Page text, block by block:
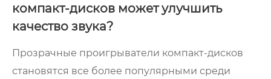
компакт-дисков может улучшить
качество звука?
Прозрачные проигрыватели компакт-дисков
становятся все более популярными среди